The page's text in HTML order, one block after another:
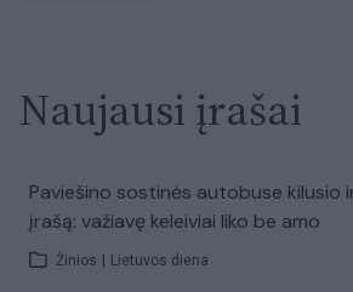
Naujausi įrašai
Paviešino sostinės autobuse kilusio
įrašą: važiavę keleiviai liko be amo
Žinios Lietuvos diena